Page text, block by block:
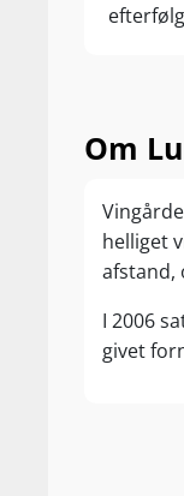
Om
helliget
afstand,
I 2006
givet